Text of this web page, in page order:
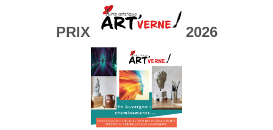
PRIX 2026